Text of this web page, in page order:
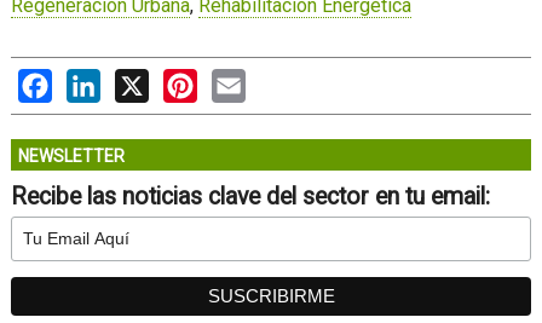
Regeneración Urbana, Rehabilitación Energética
FacebookLinkedIn
X PinterestEmail
NEWSLETTER
Recibe las noticias clave del sector en tu email: